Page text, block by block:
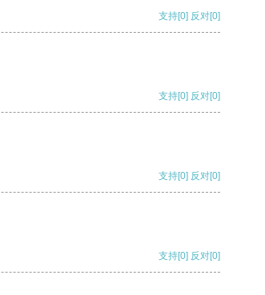
支持[0] 反对[0]
支持[0] 反对[0]
支持[0] 反对[0]
支持[0] 反对[0]